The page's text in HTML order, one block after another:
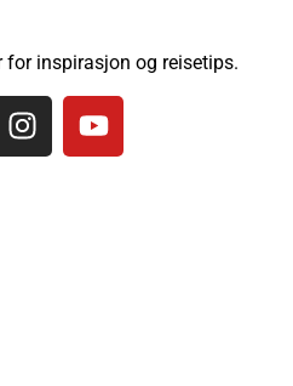
for inspirasjon og reisetips.